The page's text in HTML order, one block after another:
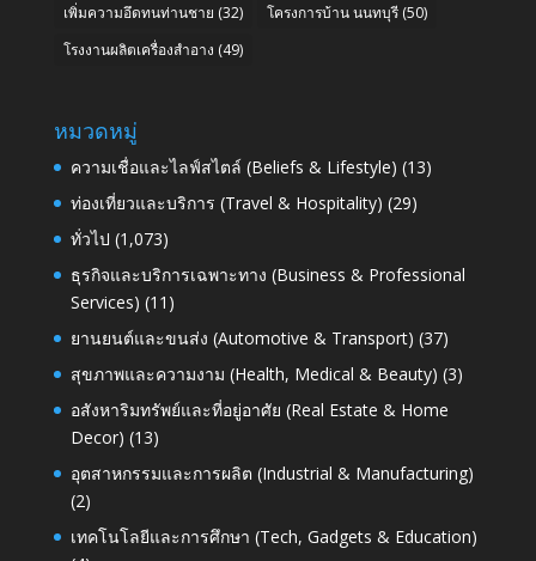
เพิ่มความอึดทนท่านชาย (32) โครงการบ้าน นนทบุรี(50)
โรงงานผลิตเครื่องสำอาง (49)
หมวดหมู่
ความเชื่อและไลฟ์สไตล์ (Beliefs & Lifestyle) (13)
ท่องเที่ยวและบริการ (Travel & Hospitality) (29)
ทั่วไป (1,073)
ธุรกิจและบริการเฉพาะทาง (Business & Professional
Services) (11)
ยานยนต์และขนส่ง (Automotive & Transport) (37)
สุขภาพและความงาม (Health, Medical & Beauty) (3)
อสังหาริมทรัพย์และที่อยู่อาศัย (Real Estate & Home
Decor) (13)
อุตสาหกรรมและการผลิต (Industrial & Manufacturing)
(2)
เทคโนโลยีและการศึกษา (Tech, Gadgets & Education)